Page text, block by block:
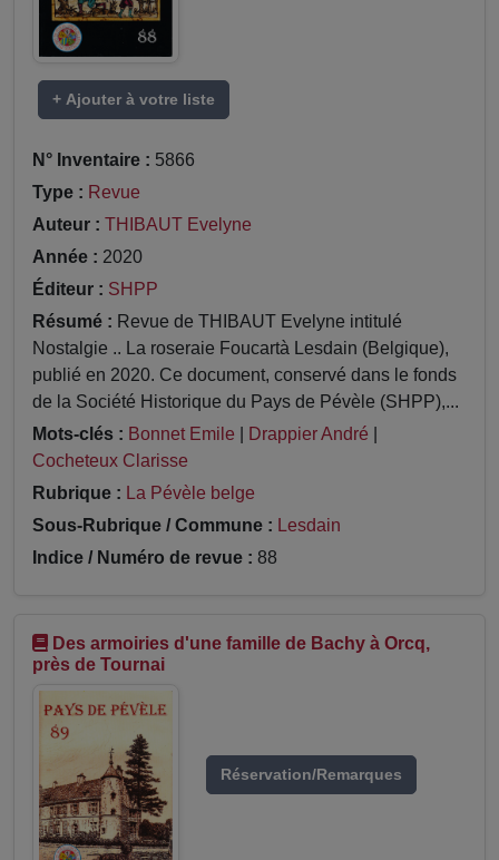
+ Ajouter à votre liste
N° Inventaire : 5866
Type : Revue
Auteur : THIBAUT Evelyne
Année : 2020
Éditeur : SHPP
Résumé : Revue de THIBAUT Evelyne intitulé
Nostalgie .. La roseraie Foucartà Lesdain (Belgique),
publié en 2020. Ce document, conservé dans le fonds
de la Société Historique du Pays de Pévèle (SHPP),...
Mots-clés : Bonnet Emile Drappier André
Cocheteux Clarisse
Rubrique : La Pévèle belge
Sous-Rubrique / Commune : Lesdain
Indice / Numéro de revue : 88
Des armoiries d'une famille de Bachy à Orcq,
près de Tournai
Réservation/Remarques